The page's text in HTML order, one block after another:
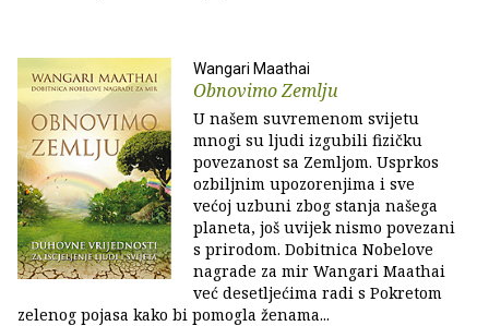
Wangari Maathai
Obnovimo Zemlju
U našem suvremenom svijetu
mnogi su ljudi izgubili fizičku
povezanost sa Zemljom. Usprkos
ozbiljnim upozorenjima i sve
većoj uzbuni zbog stanja našega
planeta, još uvijek nismo povezani
s prirodom. Dobitnica Nobelove
nagrade za mir Wangari Maathai
već desetljećima radi s Pokretom
zelenog pojasa kako bi pomogla ženama...